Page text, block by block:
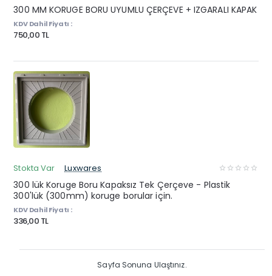
300 MM KORUGE BORU UYUMLU ÇERÇEVE + IZGARALI KAPAK
KDV Dahil Fiyatı :
750,00 TL
Stokta Var Luxwares
300 lük Koruge Boru Kapaksız Tek Çerçeve - Plastik
300'lük (300mm) koruge borular için.
KDV Dahil Fiyatı :
336,00 TL
Sayfa Sonuna Ulaştınız.